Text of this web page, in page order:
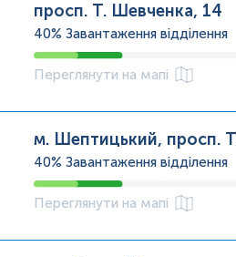
просп. Т. Шевченка, 14
40% Завантаження відділення
Переглянути на мапі
м. Шептицький, просп.
40% Завантаження відділення
Переглянути на мапі